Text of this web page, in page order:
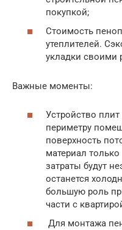
покупкой;
Стоимость
утеплителей.
укладки своими
Важные моменты:
Устройство
периметру
поверхность
материал
затраты будут
останется
большую роль
части с
Для монтажа